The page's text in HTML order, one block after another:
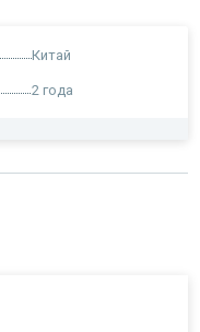
Китай
2 года